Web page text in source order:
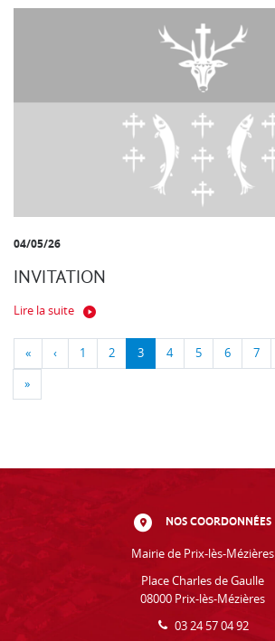
04/05/26
INVITATION
Lire la suite
« ‹ 1 2 3 4 5 6 7
»
NOS COORDONNÉES
Mairie de Prix-lès-Mézières
Place Charles de Gaulle
08000 Prix-lès-Mézières
03 24 57 04 92